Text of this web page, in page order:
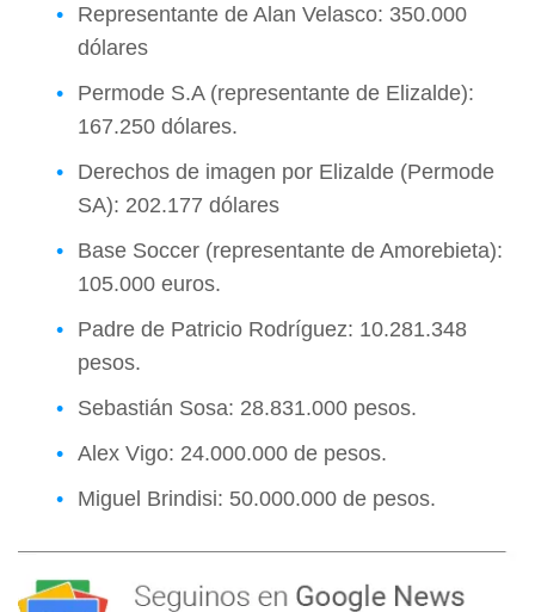
Representante de Alan Velasco: 350.000
dólares
Permode S.A (representante de Elizalde):
167.250 dólares.
Derechos de imagen por Elizalde (Permode
SA): 202.177 dólares
Base Soccer (representante de Amorebieta):
105.000 euros.
Padre de Patricio Rodríguez: 10.281.348
pesos.
Sebastián Sosa: 28.831.000 pesos.
Alex Vigo: 24.000.000 de pesos.
Miguel Brindisi: 50.000.000 de pesos.